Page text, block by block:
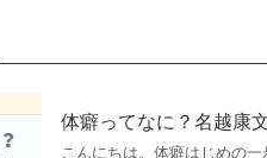
体癖ってなに？名越康
こんにちは。体癖はじめの